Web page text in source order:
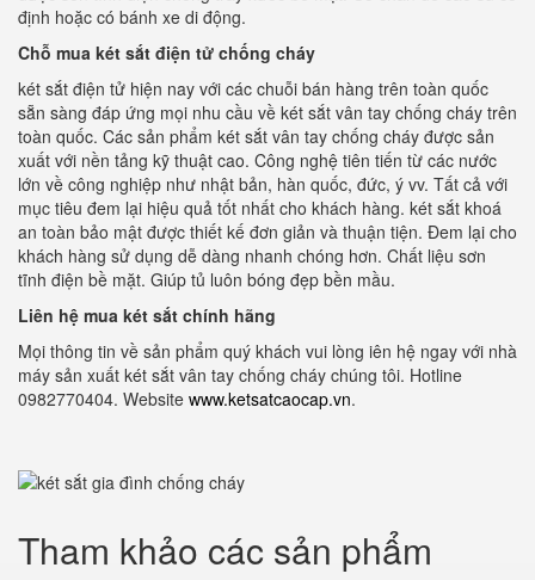
định hoặc có bánh xe di động.
Chỗ mua két sắt điện tử chống cháy
két sắt điện tử hiện nay với các chuỗi bán hàng trên toàn quốc
sẵn sàng đáp ứng mọi nhu cầu về két sắt vân tay chống cháy trên
toàn quốc. Các sản phẩm két sắt vân tay chống cháy được sản
xuất với nền tảng kỹ thuật cao. Công nghệ tiên tiến từ các nước
lớn về công nghiệp như nhật bản, hàn quốc, đức, ý vv. Tất cả với
mục tiêu đem lại hiệu quả tốt nhất cho khách hàng. két sắt khoá
an toàn bảo mật được thiết kế đơn giản và thuận tiện. Đem lại cho
khách hàng sử dụng dễ dàng nhanh chóng hơn. Chất liệu sơn
tĩnh điện bề mặt. Giúp tủ luôn bóng đẹp bền mầu.
Liên hệ mua két sắt chính hãng
Mọi thông tin về sản phẩm quý khách vui lòng iên hệ ngay với nhà
máy sản xuất két sắt vân tay chống cháy chúng tôi. Hotline
0982770404. Website www.ketsatcaocap.vn.
Tham khảo các sản phẩm